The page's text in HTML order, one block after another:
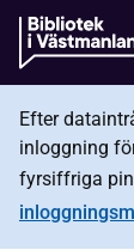
Efter
inloggning
fyrsiffriga